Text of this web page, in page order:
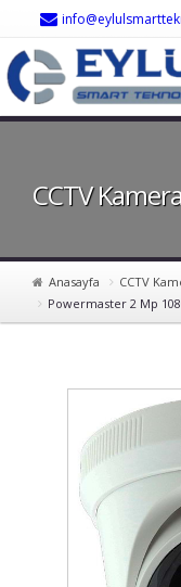
CCTV
Anasayfa
CCTV
Powermaster 2 Mp